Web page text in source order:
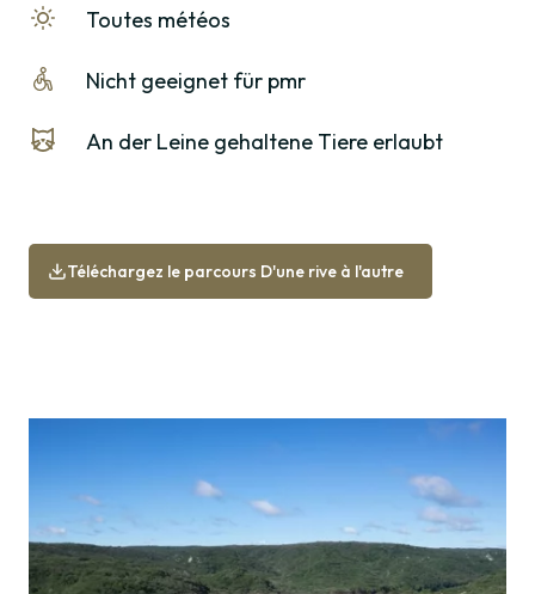
Toutes météos
Nicht geeignet für pmr
An der Leine gehaltene Tiere erlaubt
Téléchargez le parcours D'une rive à l'autre